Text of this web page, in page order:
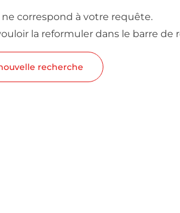
correspond à votre requête.
la reformuler dans le barre de
recherche